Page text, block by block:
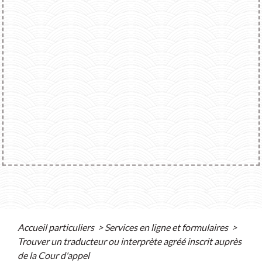
Accueil particuliers > Services en ligne et formulaires >
Trouver un traducteur ou interprète agréé inscrit auprès
de la Cour d'appel